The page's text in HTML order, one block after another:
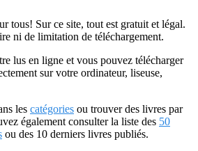
tous! Sur ce site, tout est gratuit et légal.
ni de limitation de téléchargement.
lus en ligne et vous pouvez télécharger
sur votre ordinateur, liseuse,
les catégories ou trouver des livres par
également consulter la liste des 50
ou des 10 derniers livres publiés.